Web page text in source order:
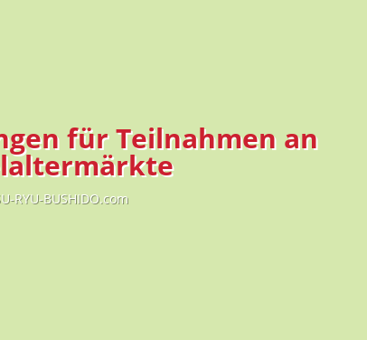
für Teilnahmen an
RYU-BUSHIDO.com